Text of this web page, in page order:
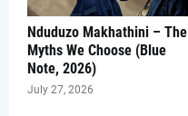
Nduduzo Makhathini – The
Myths We Choose (Blue
Note, 2026)
July 27, 2026